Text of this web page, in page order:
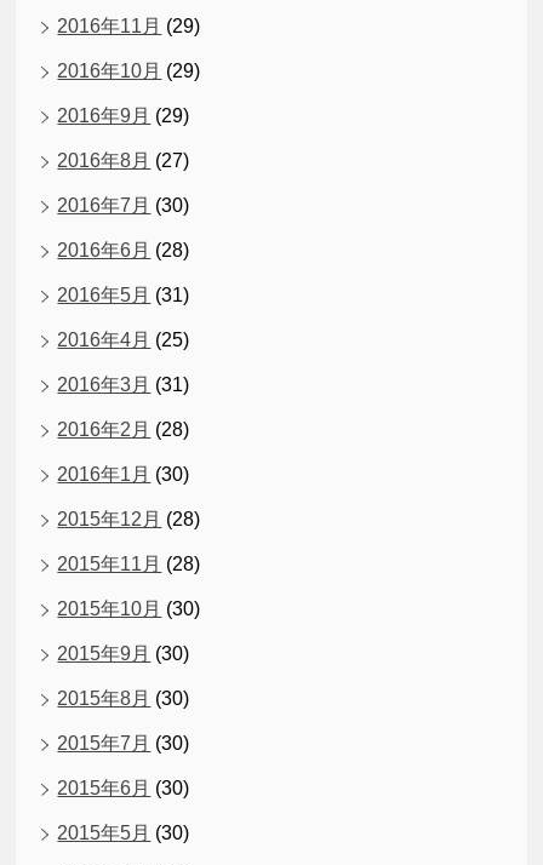
2016年11月 (29)
2016年10月 (29)
2016年9月 (29)
2016年8月 (27)
2016年7月 (30)
2016年6月 (28)
2016年5月 (31)
2016年4月 (25)
2016年3月 (31)
2016年2月 (28)
2016年1月 (30)
2015年12月 (28)
2015年11月 (28)
2015年10月 (30)
2015年9月 (30)
2015年8月 (30)
2015年7月 (30)
2015年6月 (30)
2015年5月 (30)